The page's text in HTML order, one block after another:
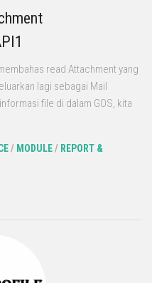
read Attachment yang
lagi sebagai Mail
file di dalam GOS, kita
/ MODULE/ REPORT &